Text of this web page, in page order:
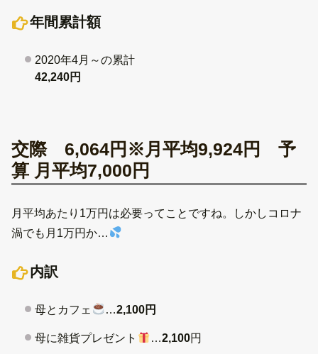
年間累計額
2020年4月～の累計
42,240円
交際 6,064円※月平均9,924円 予
算 月平均7,000円
月平均あたり1万円は必要ってことですね。しかしコロナ
渦でも月1万円か…
内訳
母とカフェ …2,100円
母に雑貨プレゼント …2,100円